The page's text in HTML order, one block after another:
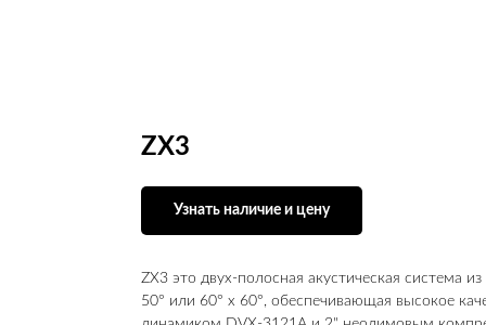
ZX3
Узнать наличие и цену
ZX3 это двух-полосная акустическая система
50° или 60° x 60°, обеспечивающая высокое